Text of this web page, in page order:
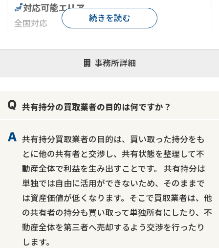
事務所詳細
対応可能エリア
全国対応
対応が親身 オンライン面談可能
レスポンスが早い
1億円以上の買取可
続きを読む
共有持分の買取業者の目的は何ですか？
共有持分買取業者の目的は、買い取った持分をも
とに他の共有者と交渉し、共有状態を整理して不
動産全体で利益を生み出すことです。 共有持分は
単独では自由に活用ができないため、そのままで
は資産価値が低くなります。そこで買取業者は、他
の共有者の持分も買い取って単独所有にしたり、不
動産全体を第三者へ売却するよう交渉を行ったり
します。